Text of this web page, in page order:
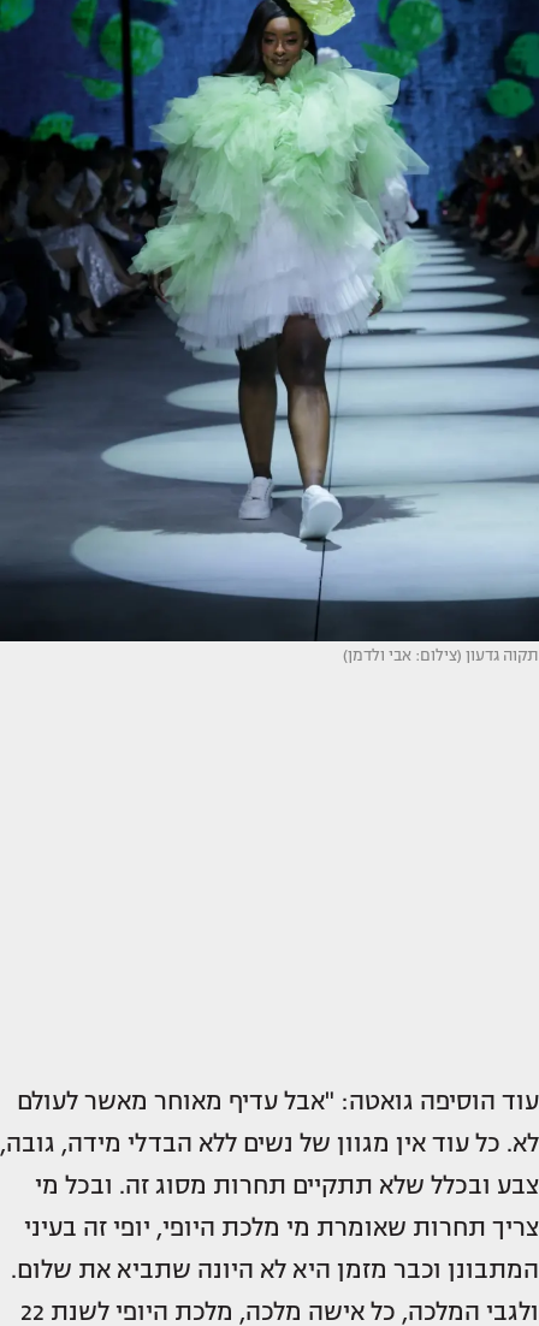
תקוה גדעון (צילום: אבי ולדמן)
עוד הוסיפה גואטה: "אבל עדיף מאוחר מאשר לעולם
לא. כל עוד אין מגוון של נשים ללא הבדלי מידה, גובה,
צבע ובכלל שלא תתקיים תחרות מסוג זה. ובכל מי
צריך תחרות שאומרת מי מלכת היופי, יופי זה בעיני
המתבונן וכבר מזמן היא לא היונה שתביא את שלום.
ולגבי המלכה, כל אישה מלכה, מלכת היופי לשנת 22